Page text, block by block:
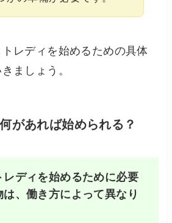
レディを始めるための具体
ましょう。
があれば始められる？
レディを始めるために必要
は、働き方によって異なり